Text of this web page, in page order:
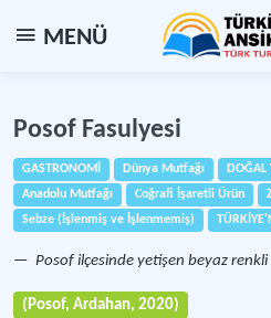
MENÜ
Posof Fasulyesi
GASTRONOMİ Dünya Mutfağı
DOĞAL
Anadolu Mutfağı
Coğrafi İşaretli Ürün
Sebze (İşlenmiş ve İşlenmemiş)
Posof ilçesinde yetişen beyaz
(Posof, Ardahan, 2020)